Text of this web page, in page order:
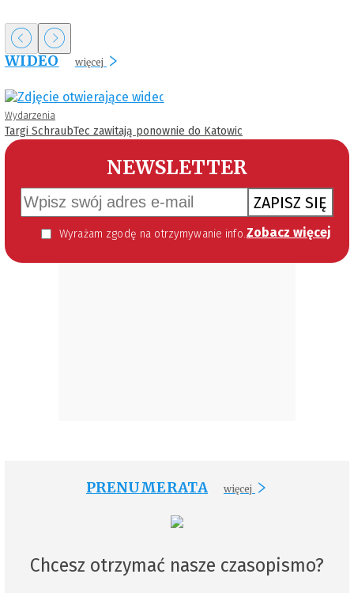
WIDEO więcej
Wydarzenia
Targi SchraubTec zawitają ponownie do Katowic
NEWSLETTER
ZAPISZ SIĘ
Wyrażam zgodę na otrzymywanie informacji handlowej kierowanej do mnie za pomocą środków komunikacji elektronicznej w szczególności poczty elektronicznej zgodnie z przepisem art. 10 ust 2 ustawy z dnia 18 lipca 2002 roku o świadczeniu usług drogą elektroniczną (Dz. U. 144 z 2002 r. poz. 1204). Zgoda jest dobrowolna, jednak jej wyrażenie jest konieczne, aby otrzymywać newsletter. Zobacz więcej
PRENUMERATA więcej
Chcesz otrzymać nasze czasopismo?